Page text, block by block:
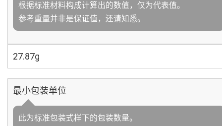
根据标准材料构成计算出的数值，仅为代表值。
参考重量并非是保证值，还请知悉。
27.87g
最小包装单位
此为标准包装式样下的包装数量。